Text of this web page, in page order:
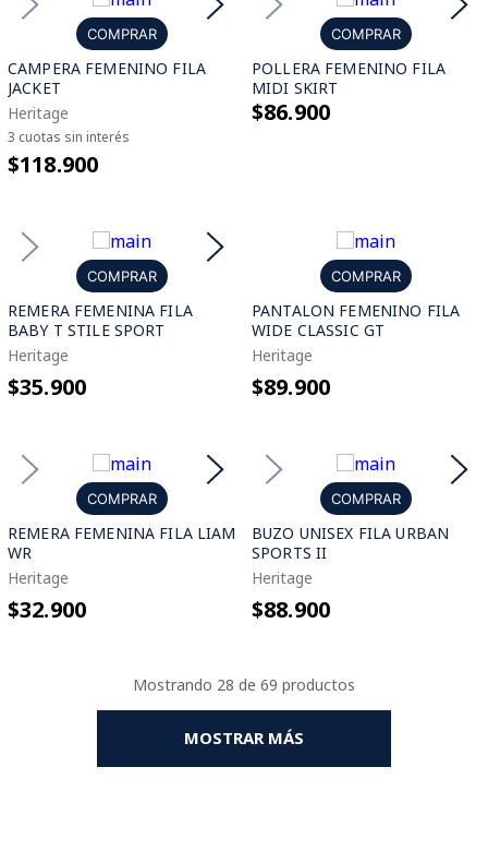
COMPRAR
CAMPERA FEMENINO FILA
JACKET
Heritage
3 cuotas sin interés
$118.900
COMPRAR
POLLERA FEMENINO FILA
MIDI SKIRT
$86.900
COMPRAR
REMERA FEMENINA FILA
BABY T STILE SPORT
Heritage
$35.900
COMPRAR
PANTALON FEMENINO FILA
WIDE CLASSIC GT
Heritage
$89.900
COMPRAR
REMERA FEMENINA FILA LIAM
WR
Heritage
$32.900
COMPRAR
BUZO UNISEX FILA URBAN
SPORTS II
Heritage
$88.900
Mostrando 28 de 69
MOSTRAR MÁS